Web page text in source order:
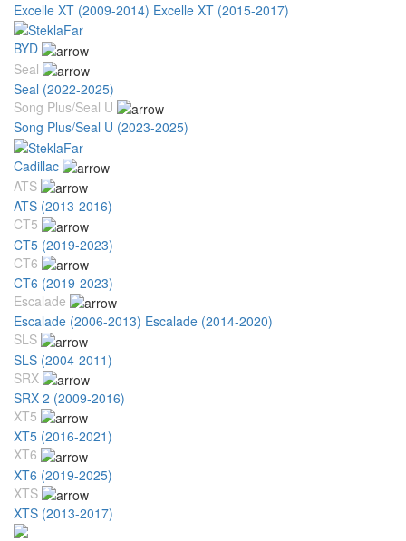
Excelle XT (2009-2014) Excelle XT (2015-2017)
BYD
Seal
Seal (2022-2025)
Song Plus/Seal U
Song Plus/Seal U (2023-2025)
Cadillac
ATS
ATS (2013-2016)
CT5
CT5 (2019-2023)
CT6
CT6 (2019-2023)
Escalade
Escalade (2006-2013) Escalade (2014-2020)
SLS
SLS (2004-2011)
SRX
SRX 2 (2009-2016)
XT5
XT5 (2016-2021)
XT6
XT6 (2019-2025)
XTS
XTS (2013-2017)